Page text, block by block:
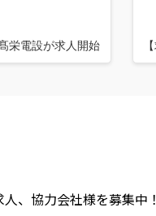
栄電設が求人開始
、協力会社様を募集中！